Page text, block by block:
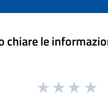
chiare le